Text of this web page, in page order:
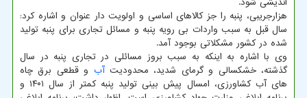
اندیشی شود.
هزارجریبی، پنبه را جز کالاهای اساسی و اولویت دار عنوان و اشاره کرد:
سال قبل به سبب واردات بی رویه پنبه و مسائل تجاری برای پنبه تولید
شده در کشور مشکلاتی بوجود آمد.
وی با اشاره به اینکه به سبب بروز مسائلی در تجاری پنبه در سال
گذشته، خشکسالی و گرمای شدید، محدودیتآب و قطعی برق چاه
های آب کشاورزی، امسال پیش بینی تولید پنبه کمتر از سال ۱۴۰۱ و